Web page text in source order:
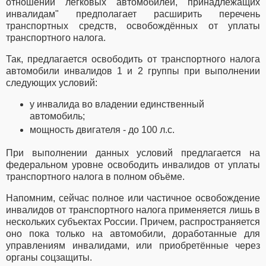
отношении легковых автомобилей, принадлежащих
инвалидам" предполагает расширить перечень
транспортных средств, освобождённых от уплаты
транспортного налога.
Так, предлагается освободить от транспортного налога
автомобили инвалидов 1 и 2 группы при выполнении
следующих условий:
у инвалида во владении единственный
автомобиль;
мощность двигателя - до 100 л.с.
При выполнении данных условий предлагается на
федеральном уровне освободить инвалидов от уплаты
транспортного налога в полном объёме.
Напомним, сейчас полное или частичное освобождение
инвалидов от транспортного налога применяется лишь в
нескольких субъектах России. Причем, распространяется
оно пока только на автомобили, доработанные для
управлениям инвалидами, или приобретённые через
органы соцзащиты.